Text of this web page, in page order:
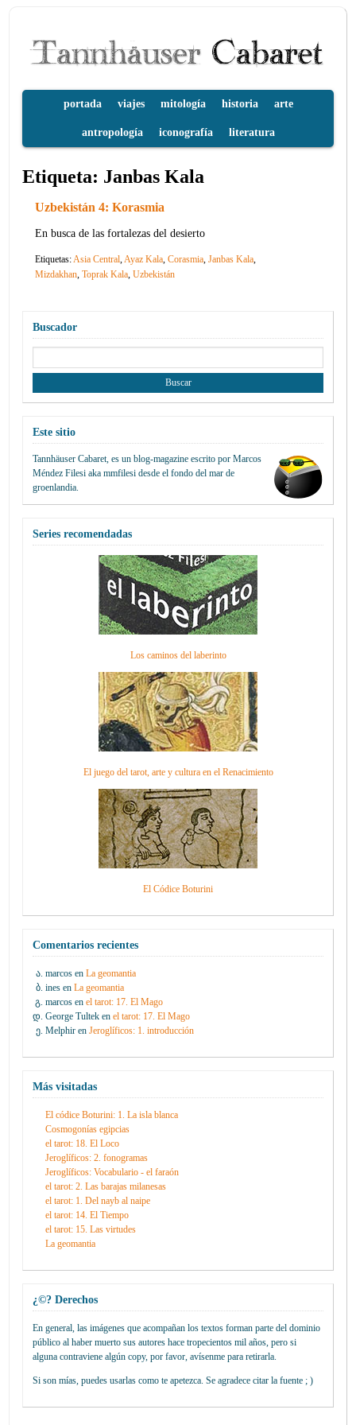
portada viajes mitología historia arte
antropología iconografía literatura
Etiqueta: Janbas Kala
Uzbekistán 4: Korasmia
En busca de las fortalezas del desierto
Etiquetas:Asia Central,Ayaz Kala,Corasmia,Janbas Kala,
Mizdakhan,Toprak Kala,Uzbekistán
Buscador
Este sitio
Tannhäuser Cabaret, es un blog-magazine escrito porMarcos
Méndez Filesi aka mmfilesi desdeel fondo del mar de
groenlandia.
Series recomendadas
Los caminos del laberinto
El juego del tarot, arte y cultura en el Renacimiento
El Códice Boturini
Comentarios recientes
marcos enLa geomantia
ines enLa geomantia
marcos enel tarot: 17. El Mago
George Tultek enel tarot: 17. El Mago
Melphir enJeroglíficos: 1. introducción
Más visitadas
El códice Boturini: 1. La isla blanca
Cosmogonías egipcias
el tarot: 18. El Loco
Jeroglíficos: 2. fonogramas
Jeroglíficos: Vocabulario - el faraón
el tarot: 2. Las barajas milanesas
el tarot: 1. Del nayb al naipe
el tarot: 14. El Tiempo
el tarot: 15. Las virtudes
La geomantia
¿©? Derechos
En general, las imágenes que acompañan los textos forman parte del dominio
público al haber muerto sus autores hace tropecientos mil años, pero si
alguna contraviene algún copy, por favor, avísenme para retirarla.
Si son mías, puedes usarlas como te apetezca. Se agradece citar la fuente ; )